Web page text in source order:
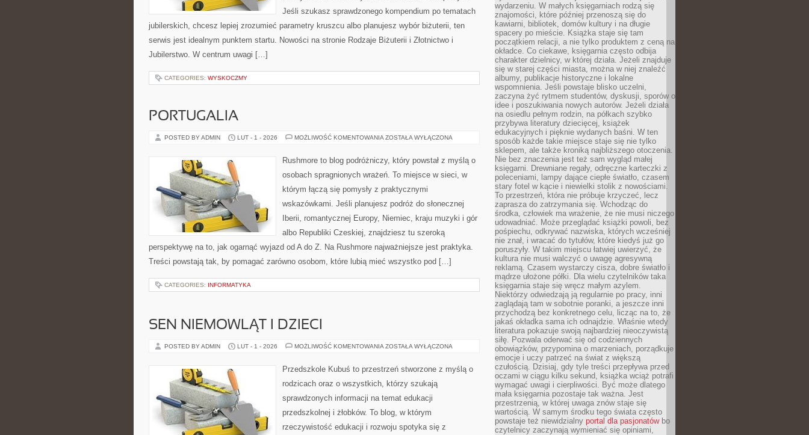
Jeśli szukasz sprawdzonego kompendium po tematach
jubilerskich, chcesz lepiej zrozumieć parametry kruszcu albo planujesz wybór biżuterii, ten
serwis jest idealnym punktem startu. Nowości na stronie Rodzaje Biżuterii i Złotnictwo i
Jubilerstwo. W centrum uwagi […]
CATEGORIES: WYSKOCZMY
PORTUGALIA
POSTED BY ADMIN LUT - 1 - 2026 MOŻLIWOŚĆ KOMENTOWANIA PORTUGALIA
ZOSTAŁA WYŁĄCZONA
Rushmore to blog podróżniczy, który powstał z myślą o
osobach spragnionych wrażeń. To miejsce w sieci, w
którym łączą się pomysły z praktycznymi
wskazówkami. Jeśli planujesz podróż do słonecznej
Iberii, romantycznej Europy, Niemiec, kraju muzyki i gór
albo Republiki Czeskiej, znajdziesz tu szeroką
perspektywę na to, jak ogarnąć wyjazd od A do Z. Na Rushmore najważniejsze jest praktyka.
Treści powstają tak, by pomagać zarówno osobom, które lubią mieć wszystko pod […]
CATEGORIES: INFORMATYKA
SEN NIEMOWLĄT I DZIECI
POSTED BY ADMIN LUT - 1 - 2026 MOŻLIWOŚĆ KOMENTOWANIA SEN
DZIECI
ZOSTAŁA WYŁĄCZONA
Przedszkole Kubuś to przestrzeń stworzone z myślą o
rodzicach oraz o wszystkich, którzy szukają
sprawdzonych informacji na temat edukacji
przedszkolnej i żłobków. To blog, w którym
rzeczywistość edukacji i rozwoju spotyka się z
wydarzeniu. W małych księgarniach rodzą się
znajomości, które później przenoszą się do
kawiarni, bibliotek, domów kultury i na długie
spacery po mieście. Książka staje się tam
początkiem relacji, a nie tylko produktem z ceną na
okładce. Co ciekawe, księgarnia często odbija
charakter dzielnicy, w której działa. Jeżeli znajduje
się w starej części miasta, można w niej znaleźć
albumy, publikacje historyczne i lokalne
wspomnienia. Jeśli powstaje blisko uczelni,
zaczyna żyć rytmem studentów, dyskusji, sporów o
idee i poszukiwania nowych autorów. Jeżeli działa
na osiedlu pełnym rodzin, na półkach szybko
przybywa literatury dziecięcej, książek
edukacyjnych i pięknie wydanych baśni. W ten
sposób każde takie miejsce staje się nie tylko
sklepem, ale także kroniką najbliższego otoczenia.
Nie bez znaczenia jest też sam wygląd małej
księgarni. Drewniane regały, odręczne karteczki z
poleceniami, lampy dające ciepłe światło, czasem
stary fotel w kącie i niewielki stolik z nowościami.
To przestrzeń, która nie próbuje krzyczeć, lecz
zaprasza do zatrzymania się. Wchodząc do
środka, człowiek ma wrażenie, że nie musi niczego
udowadniać. Może przeglądać książki powoli, bez
pośpiechu, odkrywać nazwiska, których wcześniej
nie znał, i wracać do tytułów, które kiedyś już go
poruszyły. W takim miejscu łatwiej uwierzyć, że
kultura nie musi walczyć o uwagę agresywną
reklamą. Czasem wystarczy cisza, dobre światło i
mądrze ułożone półki. Dla wielu czytelników taka
księgarnia staje się wręcz małym azylem.
Niektórzy odwiedzają ją regularnie po pracy, inni
zaglądają tam w sobotnie poranki, a jeszcze inni
przychodzą bez konkretnego celu, licząc na to, że
jakaś okładka sama ich odnajdzie. Właśnie wtedy
literatura pokazuje swoją najbardziej nieoczywistą
siłę. Pozwala oderwać się od codziennych
obowiązków, przypomina o marzeniach, porządkuje
emocje i uczy patrzeć na świat z większą
czułością. Dzisiaj, gdy tyle treści przepływa przed
oczami w ciągu kilku sekund, książka wciąż potrafi
wymagać uwagi i cierpliwości. Być może dlatego
mała księgarnia pozostaje tak ważna. Jest
przestrzenią, w której uwaga znów staje się
wartością. W samym środku tego świata często
powstaje też niewidzialny portal dla pasjonatówbo
czytelnicy zaczynają wymieniać się opiniami,